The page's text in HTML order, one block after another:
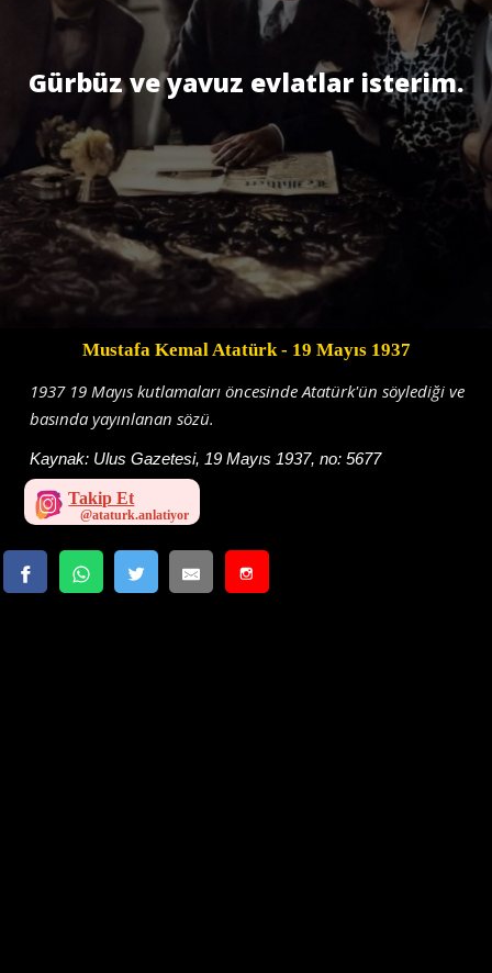
Gürbüz ve yavuz evlatlar isterim.
Mustafa Kemal Atatürk- 19 Mayıs 1937
1937 19 Mayıs kutlamaları öncesinde Atatürk'ün söylediği ve
basında yayınlanan sözü.
Kaynak: Ulus Gazetesi, 19 Mayıs 1937, no: 5677
Takip Et